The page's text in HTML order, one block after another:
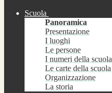
Scuola
Panoramica
Presentazione
I luoghi
Le persone
I numeri della scuola
Le carte della scuola
Organizzazione
La storia